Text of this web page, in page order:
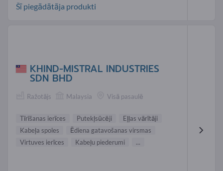
Šī piegādātāja produkti
KHIND-MISTRAL INDUSTRIES
SDN BHD
Ražotājs Malaysia Visā pasaulē
Tīrīšanas ierīces Putekļsūcēji
Eļļas vārītāji
Kabeļa spoles
Ēdiena gatavošanas virsmas
Virtuves ierīces
Kabeļu piederumi ...